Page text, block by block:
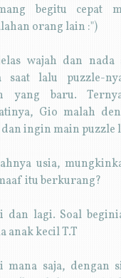
begitu cepat
orang lain :")
wajah dan nada
saat lalu puzzle-
yang baru.
Gio malah
ingin main puzzle
usia,
itu berkurang?
lagi. Soal
anak kecil T.T
mana saja, dengan